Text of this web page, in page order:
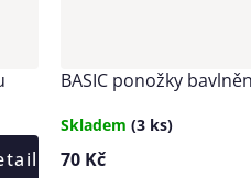
BASIC ponožky
Skladem (3 ks)
70 Kč